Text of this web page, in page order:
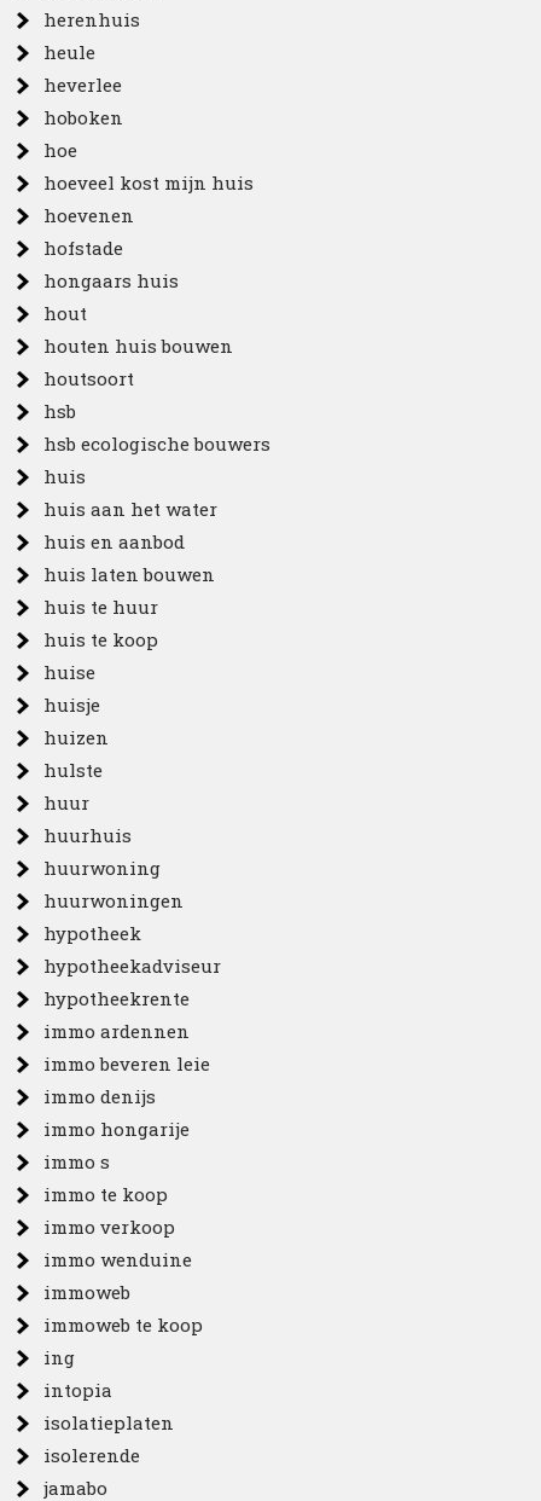
herenhuis
heule
heverlee
hoboken
hoe
hoeveel kost mijn huis
hoevenen
hofstade
hongaars huis
hout
houten huis bouwen
houtsoort
hsb
hsb ecologische bouwers
huis
huis aan het water
huis en aanbod
huis laten bouwen
huis te huur
huis te koop
huise
huisje
huizen
hulste
huur
huurhuis
huurwoning
huurwoningen
hypotheek
hypotheekadviseur
hypotheekrente
immo ardennen
immo beveren leie
immo denijs
immo hongarije
immo s
immo te koop
immo verkoop
immo wenduine
immoweb
immoweb te koop
ing
intopia
isolatieplaten
isolerende
jamabo